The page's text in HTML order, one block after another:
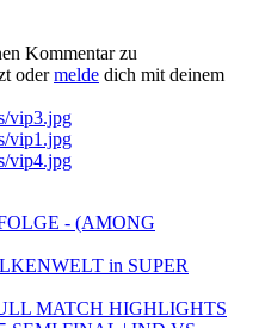
Kommentar zu
odermelde dich mit deinem
- (AMONG
in SUPER
MATCH HIGHLIGHTS